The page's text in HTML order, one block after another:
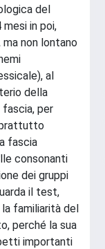
del
in poi,
non lontano
al
della
per
fascia
consonanti
dei gruppi
il test,
familiarità del
perché la sua
importanti